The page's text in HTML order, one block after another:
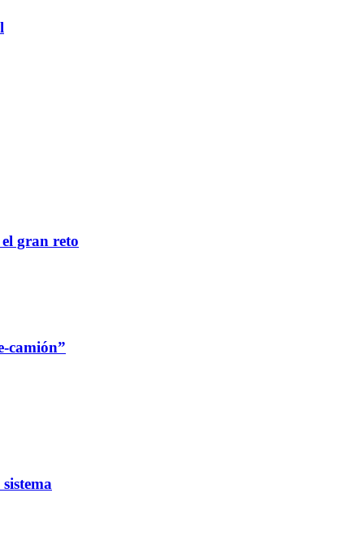
gran reto
camión”